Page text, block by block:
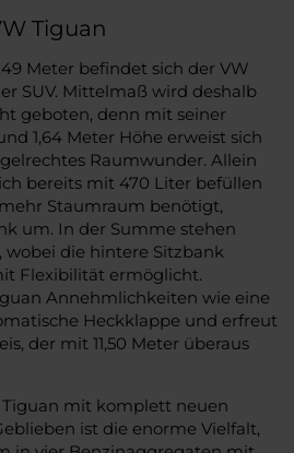
Tiguan
Meter befindet sich der VW
SUV. Mittelmaß wird deshalb
geboten, denn mit seiner
1,64 Meter Höhe erweist sich
Raumwunder. Allein
bereits mit 470 Liter befüllen
Staumraum benötigt,
um. In der Summe stehen
wobei die hintere Sitzbank
Flexibilität ermöglicht.
Annehmlichkeiten wie eine
Heckklappe und erfreut
der mit 11,50 Meter überaus
Tiguan mit komplett neuen
ist die enorme Vielfalt,